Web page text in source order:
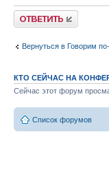
Ответить
Вернуться в Говорим
КТО СЕЙЧАС НА
Сейчас этот форум
Список форумов